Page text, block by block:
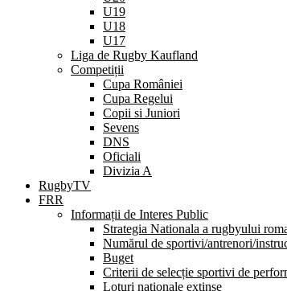
U19
U18
U17
Liga de Rugby Kaufland
Competiții
Cupa României
Cupa Regelui
Copii si Juniori
Sevens
DNS
Oficiali
Divizia A
RugbyTV
FRR
Informații de Interes Public
Strategia Nationala a rugbyului
Numărul de sportivi/antrenori/
Buget
Criterii de selecție sportivi de
Loturi naționale extinse